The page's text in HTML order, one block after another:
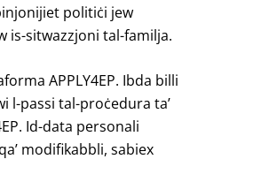
politiċi jew
is-sitwazzjoni tal-familja.
APPLY4EP. Ibda billi
l-passi tal-proċedura ta’
Id-data personali
modifikabbli, sabiex